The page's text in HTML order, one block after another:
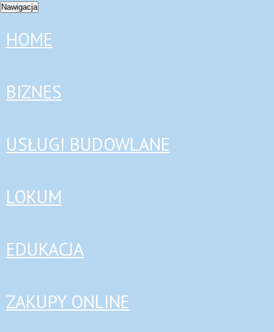
Nawigacja
HOME
BIZNES
USŁUGI BUDOWLANE
LOKUM
EDUKACJA
ZAKUPY ONLINE